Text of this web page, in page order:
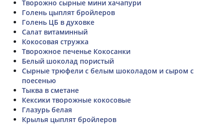
Творожно сырные мини хачапури
Голень цыплят бройлеров
Голень ЦБ в духовке
Салат витаминный
Кокосовая стружка
Творожное печенье Кокосанки
Белый шоколад пористый
Сырные трюфели с белым шоколадом и сыром с
поесенью
Тыква в сметане
Кексики творожные кокосовые
Глазурь белая
Крылья цыплят бройлеров